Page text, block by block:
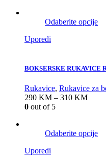
Odaberite opcije
Uporedi
BOKSERSKE RUKAVICE
Rukavice, Rukavice za
290 KM – 310 KM
0 out of 5
Odaberite opcije
Uporedi